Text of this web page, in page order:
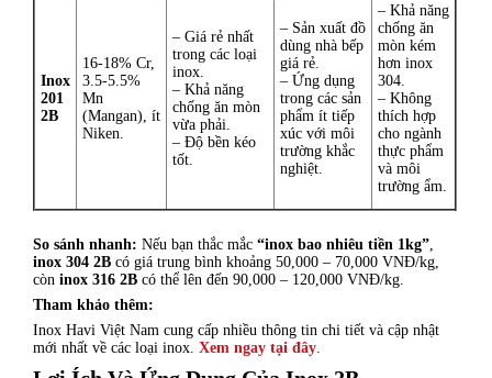
Inox
201
2B
16-18% Cr,
3.5-5.5%
Mn
(Mangan), ít
Niken.
– Giá rẻ nhất
trong các loại
inox.
– Khả năng
chống ăn mòn
vừa phải.
– Độ bền kéo
tốt.
– Sản xuất đồ
dùng nhà bếp
giá rẻ.
– Ứng dụng
trong các sản
phẩm ít tiếp
xúc với môi
trường khắc
nghiệt.
– Khả năng
chống ăn
mòn kém
hơn inox
304.
– Không
thích hợp
cho ngành
thực phẩm
và môi
trường ẩm.
So sánh nhanh: Nếu bạn thắc mắc “inox bao nhiêu tiền 1kg”
inox 304 2B có giá trung bình khoảng 50,000 – 70,000 VNĐ/kg,
còn inox 316 2B có thể lên đến 90,000 – 120,000 VNĐ/kg.
Tham khảo thêm:
Inox Havi Việt Nam cung cấp nhiều thông tin chi tiết và cập nhật
mới nhất về các loại inox. Xem ngay tại đây